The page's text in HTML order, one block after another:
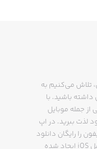
تلاش می‌کنیم به
باشید. با
جمله موبایل
لذت ببرید. در اپ
را رایگان دانلود
کنید و از مشکلاتی که برای کاربران ایرانی سیستم عامل iOS ایجاد شده